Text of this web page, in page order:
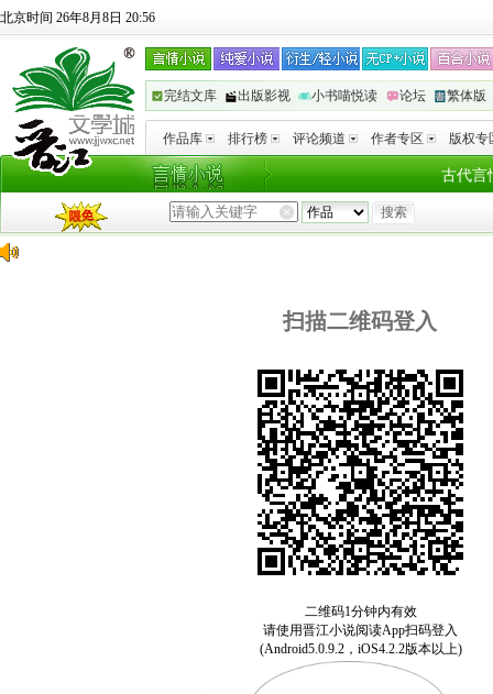
北京时间 26年8月8日 20:56
完结文库 出版影视 小书喵悦读 论坛 繁体版
作品库 排行榜 评论频道 作者专区 版权专
古代言
扫描二维码登入